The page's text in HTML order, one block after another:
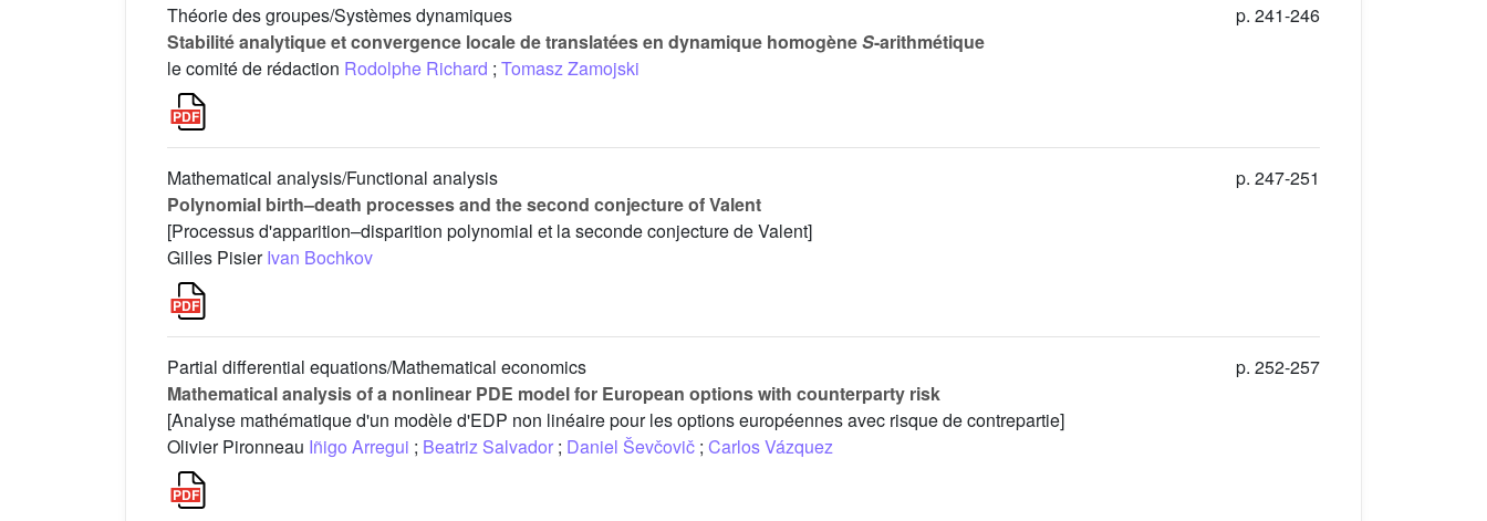
Théorie des groupes/Systèmes dynamiques
Stabilité analytique et convergence locale de translatées en dynamique homogèneS-arithmétique
le comité de rédaction Rodolphe Richard ; Tomasz Zamojski
p. 241-246
Mathematical analysis/Functional analysis
Polynomial birth–death processes and the second conjecture of Valent
[Processus d'apparition–disparition polynomial et la seconde conjecture de Valent]
Gilles PisierIvan Bochkov
p. 247-251
Partial differential equations/Mathematical economics
Mathematical analysis of a nonlinear PDE model for European options with counterparty risk
[Analyse mathématique d'un modèle d'EDP non linéaire pour les options européennes avec risque de contrepartie]
Olivier Pironneau Iñigo Arregui ; Beatriz Salvador ; Daniel Ševčovič ; Carlos Vázquez
p. 252-257